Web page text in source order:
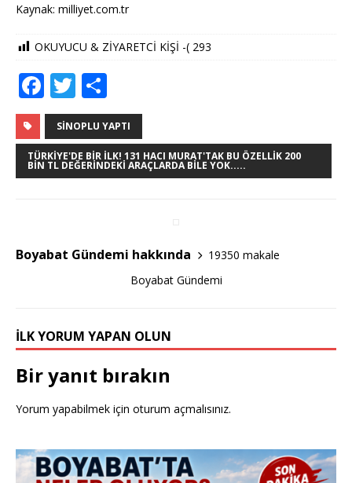
Kaynak: milliyet.com.tr
OKUYUCU & ZİYARETCİ KİŞİ -( 293
F
a
c
e
b
k
T
w
it
te
r
h
ar
e
SINOPLU YAPTI
TÜRKIYE'DE BIR ILK! 131 HACI MURAT'TAK BU ÖZELLIK 200
BIN TL DEĞERINDEKI ARAÇLARDA BILE YOK.....
Boyabat Gündemi hakkında
19350 makale
Boyabat Gündemi
İLK YORUM YAPAN OLUN
Bir yanıt bırakın
Yorum yapabilmek için oturum açmalısınız.